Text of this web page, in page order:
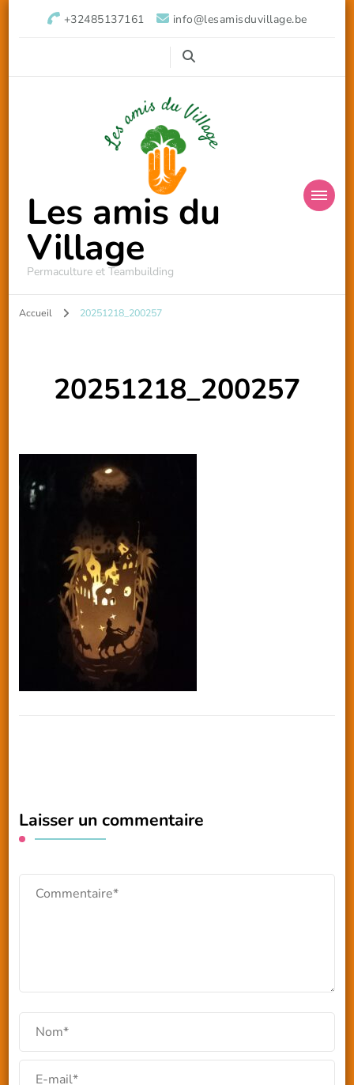
+32485137161 info@lesamisduvillage.be
Les amis du
Village
Permaculture et Teambuilding
Accueil 20251218_200257
20251218_200257
Laisser un commentaire